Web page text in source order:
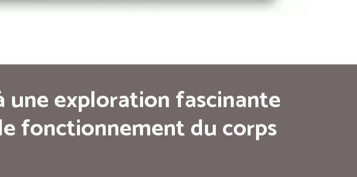
une exploration fascinante
fonctionnement du corps